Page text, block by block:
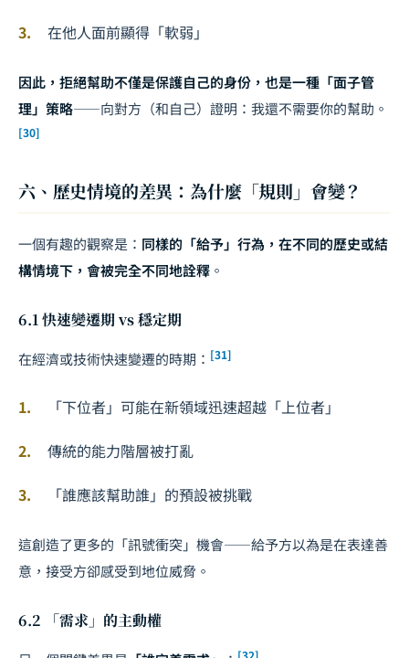
在他人面前顯得「軟弱」
因此，拒絕幫助不僅是保護自己的身份，也是一種「面子管
理」策略——向對方（和自己）證明：我還不需要你的幫助。
[30]
六、歷史情境的差異：為什麼「規則」會變？
一個有趣的觀察是： 同樣的「給予」行為，在不同的歷史或結
構情境下，會被完全不同地詮釋 。
6.1 快速變遷期 vs 穩定期
在經濟或技術快速變遷的時期： [31]
「下位者」可能在新領域迅速超越「上位者」
傳統的能力階層被打亂
「誰應該幫助誰」的預設被挑戰
這創造了更多的「訊號衝突」機會——給予方以為是在表達善
意，接受方卻感受到地位威脅。
6.2 「需求」的主動權
[32]